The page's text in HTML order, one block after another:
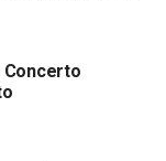
Concerto